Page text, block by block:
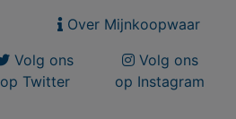
Over Mijnkoopwaar
Volg ons
op Twitter
Volg ons
op Instagram